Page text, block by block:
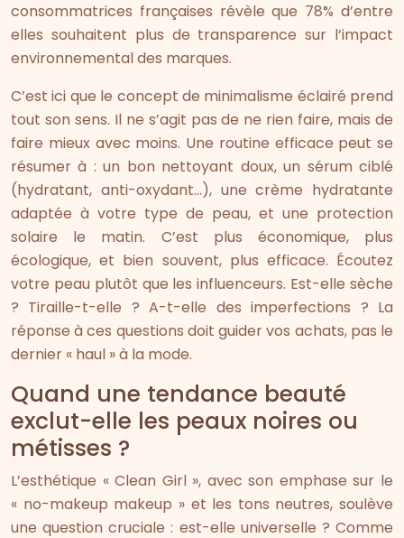
consommatrices françaises révèle que 78% d’entre
elles souhaitent plus de transparence sur l’impact
environnemental des marques.
C’est ici que le concept de minimalisme éclairé prend
tout son sens. Il ne s’agit pas de ne rien faire, mais de
faire mieux avec moins. Une routine efficace peut se
résumer à : un bon nettoyant doux, un sérum ciblé
(hydratant, anti-oxydant…), une crème hydratante
adaptée à votre type de peau, et une protection
solaire le matin. C’est plus économique, plus
écologique, et bien souvent, plus efficace. Écoutez
votre peau plutôt que les influenceurs. Est-elle sèche
? Tiraille-t-elle ? A-t-elle des imperfections ? La
réponse à ces questions doit guider vos achats, pas le
dernier « haul » à la mode.
Quand une tendance beauté
exclut-elle les peaux noires ou
métisses ?
L’esthétique « Clean Girl », avec son emphase sur le
« no-makeup makeup » et les tons neutres, soulève
une question cruciale : est-elle universelle ? Comme